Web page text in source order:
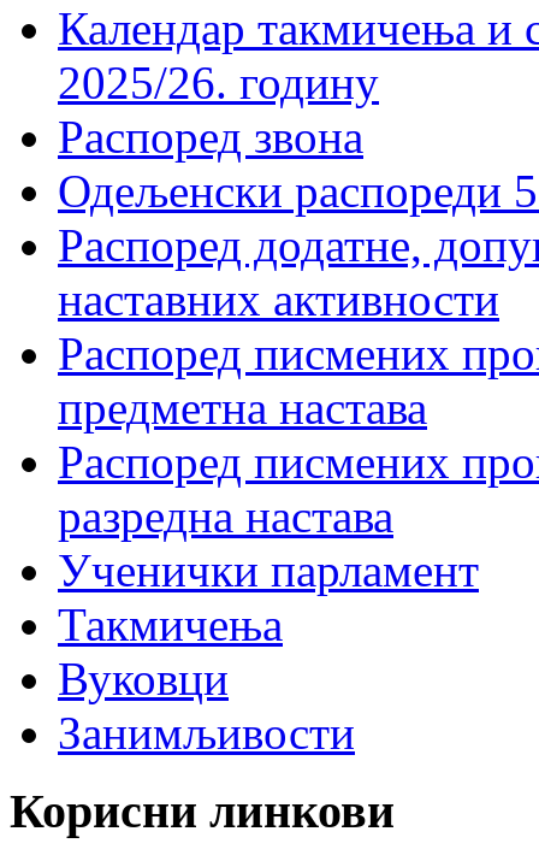
Календар такмичења
2025/26. годину
Распоред звона
Одељенски распореди
Распоред додатне,
наставних активности
Распоред писмених
предметна настава
Распоред писмених
разредна настава
Ученички парламент
Такмичења
Вуковци
Занимљивости
Корисни линкови